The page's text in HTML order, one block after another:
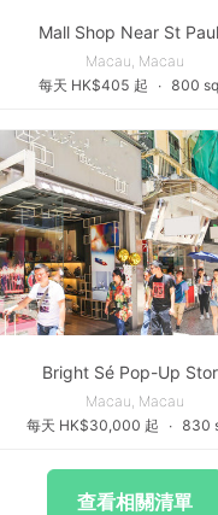
Mall Shop Near St
Macau, Macau
每天 HK$405 起
∙ 800
Bright Sé Pop-Up
Macau, Macau
每天 HK$30,000 起
∙ 830
查看相關清單